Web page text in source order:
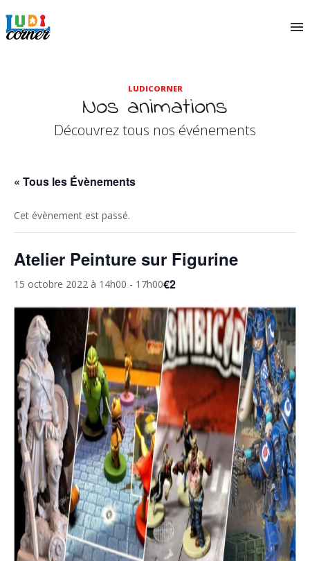
LUDICORNER
Nos animations
Découvrez tous nos événements
« Tous les Évènements
Cet évènement est passé.
Atelier Peinture sur Figurine
15 octobre 2022 à 14h00 - 17h00€2